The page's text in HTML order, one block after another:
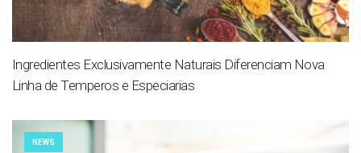
Ingredientes Exclusivamente Naturais Diferenciam Nova
Linha de Temperos e Especiarias
NEWS